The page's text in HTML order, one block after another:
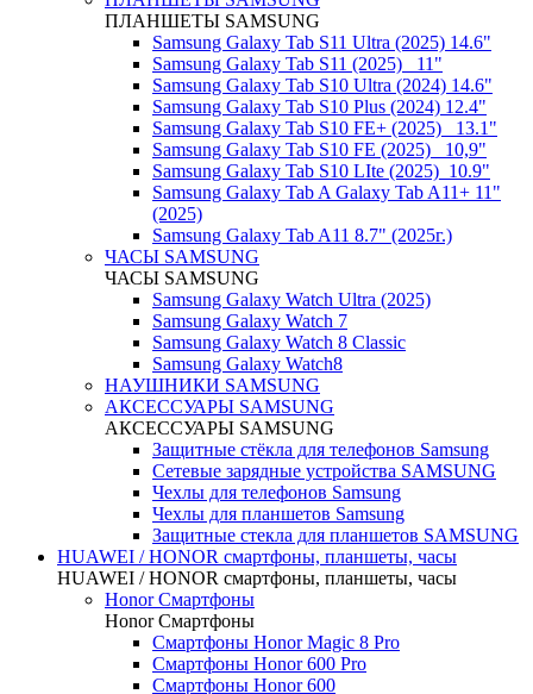
ПЛАНШЕТЫ SAMSUNG
Samsung Galaxy Tab S11 Ultra (2025) 14.6"
Samsung Galaxy Tab S11 (2025) _11"
Samsung Galaxy Tab S10 Ultra (2024) 14.6"
Samsung Galaxy Tab S10 Plus (2024) 12.4"
Samsung Galaxy Tab S10 FE+ (2025)_ 13.1"
Samsung Galaxy Tab S10 FE (2025)_ 10,9"
Samsung Galaxy Tab S10 LIte (2025)_10.9"
Samsung Galaxy Tab A Galaxy Tab A11+ 11"
(2025)
Samsung Galaxy Tab A11 8.7" (2025г.)
ЧАСЫ SAMSUNG
ЧАСЫ SAMSUNG
Samsung Galaxy Watch Ultra (2025)
Samsung Galaxy Watch 7
Samsung Galaxy Watch 8 Classic
Samsung Galaxy Watch8
НАУШНИКИ SAMSUNG
АКСЕССУАРЫ SAMSUNG
АКСЕССУАРЫ SAMSUNG
Защитные стёкла для телефонов Samsung
Сетевые зарядные устройства SAMSUNG
Чехлы для телефонов Samsung
Чехлы для планшетов Samsung
Защитные стекла для планшетов SAMSUNG
HUAWEI / HONOR cмартфоны, планшеты, часы
HUAWEI / HONOR cмартфоны, планшеты, часы
Honor Смартфоны
Honor Смартфоны
Смартфоны Honor Magic 8 Pro
Смартфоны Honor 600 Pro
Смартфоны Honor 600